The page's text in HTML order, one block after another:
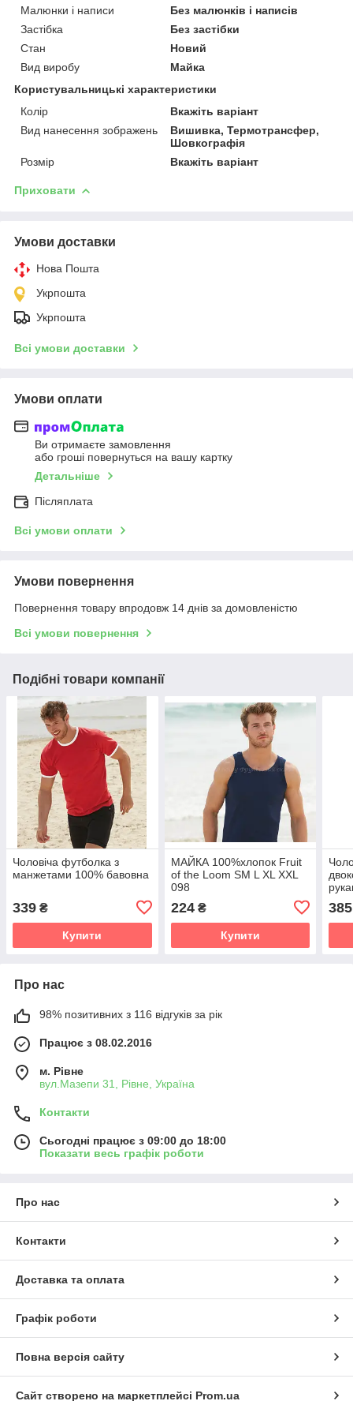
Малюнки і написи
Без малюнків і написів
Застібка
Без застібки
Стан
Новий
Вид виробу
Майка
Користувальницькі характеристики
Колір
Вкажіть варіант
Вид нанесення зображень
Вишивка, Термотрансфер,
Шовкографія
Розмір
Вкажіть варіант
Приховати
Умови доставки
Нова Пошта
Укрпошта
Укрпошта
Всі умови доставки
Умови оплати
Ви отримаєте замовлення
або гроші повернуться на вашу картку
Детальніше
Післяплата
Всі умови оплати
Умови повернення
Повернення товару впродовж 14 днів за домовленістю
Всі умови повернення
Подібні товари компанії
Чоловіча футболка з
манжетами 100% бавовна
339 ₴
Купити
МАЙКА 100%хлопок Fruit
of the Loom SM L XL XXL
098
224₴
Купити
385
Про нас
98% позитивних з 116 відгуків за рік
Працює з 08.02.2016
м. Рівне
вул.Мазепи 31, Рівне, Україна
Контакти
Сьогодні працює з 09:00 до 18:00
Показати весь графік роботи
Про нас
Контакти
Доставка та оплата
Графік роботи
Повна версія сайту
Сайт створено на маркетплейсі Prom.ua